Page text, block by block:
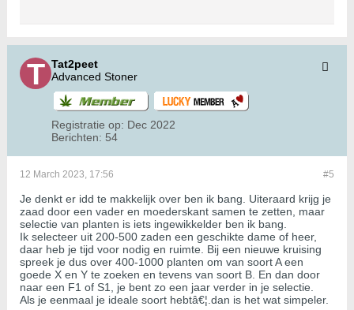
Tat2peet
Advanced Stoner
Registratie op: Dec 2022
Berichten: 54
#5
12 March 2023, 17:56
Je denkt er idd te makkelijk over ben ik bang. Uiteraard krijg je
zaad door een vader en moederskant samen te zetten, maar
selectie van planten is iets ingewikkelder ben ik bang.
Ik selecteer uit 200-500 zaden een geschikte dame of heer,
daar heb je tijd voor nodig en ruimte. Bij een nieuwe kruising
spreek je dus over 400-1000 planten om van soort A een
goede X en Y te zoeken en tevens van soort B. En dan door
naar een F1 of S1, je bent zo een jaar verder in je selectie.
Als je eenmaal je ideale soort hebtâ€¦.dan is het wat simpeler.